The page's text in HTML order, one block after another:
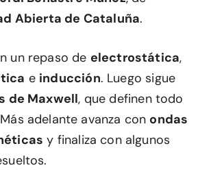
Abierta de Cataluña.
un repaso de electrostática,
e inducción. Luego sigue
de Maxwell, que definen todo
adelante avanza con ondas
y finaliza con algunos